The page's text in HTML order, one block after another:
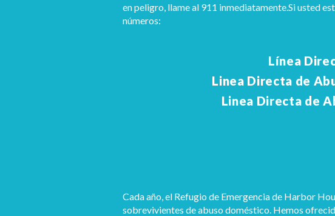
en peligro, llame al 911 inmediatamente.Si usted
números:
Línea
Linea Directa de
Linea Directa de
Cada año, el Refugio de Emergencia de Harbor
sobrevivientes de abuso doméstico. Hemos